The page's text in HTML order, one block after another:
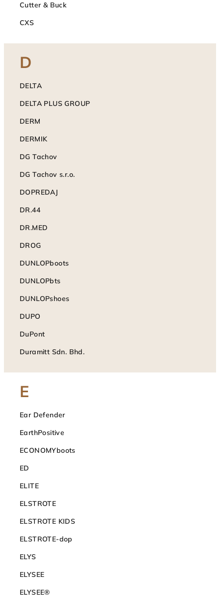
Cutter & Buck
CXS
D
DELTA
DELTA PLUS GROUP
DERM
DERMIK
DG Tachov
DG Tachov s.r.o.
DOPREDAJ
DR.44
DR.MED
DROG
DUNLOPboots
DUNLOPbts
DUNLOPshoes
DUPO
DuPont
Duramitt Sdn. Bhd.
E
Ear Defender
EarthPositive
ECONOMYboots
ED
ELITE
ELSTROTE
ELSTROTE KIDS
ELSTROTE-dop
ELYS
ELYSEE
ELYSEE®